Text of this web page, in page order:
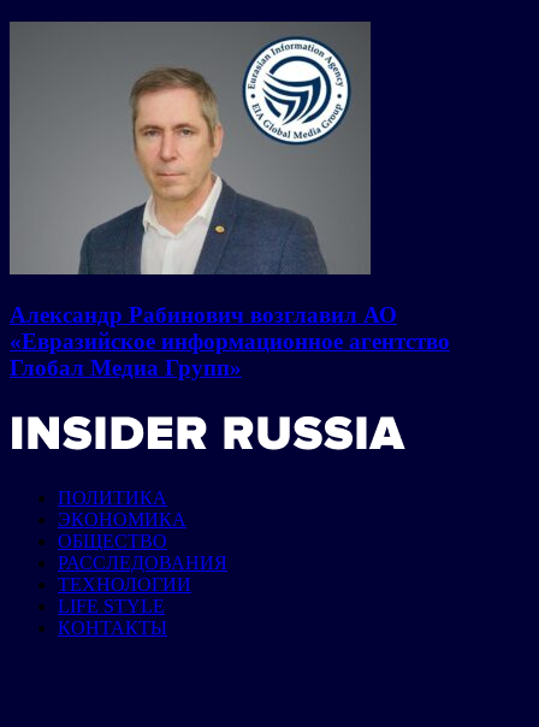
Александр Рабинович возглавил АО
«Евразийское информационное агентство
Глобал Медиа Групп»
ПОЛИТИКА
ЭКОНОМИКА
ОБЩЕСТВО
РАССЛЕДОВАНИЯ
ТЕХНОЛОГИИ
LIFE STYLE
КОНТАКТЫ